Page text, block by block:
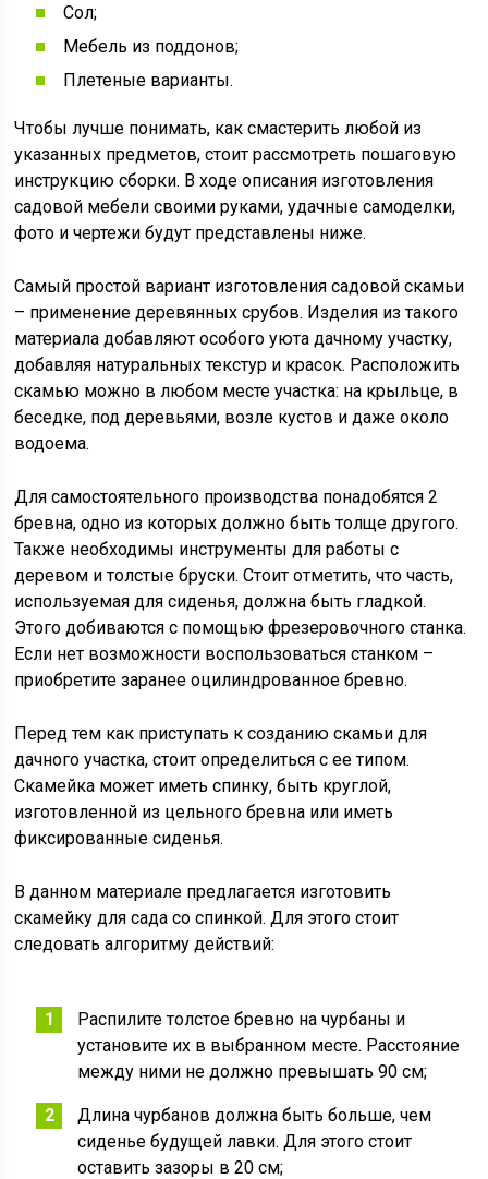
Сол;
Мебель из поддонов;
Плетеные варианты.
Чтобы лучше понимать, как смастерить любой из
указанных предметов, стоит рассмотреть пошаговую
инструкцию сборки. В ходе описания изготовления
садовой мебели своими руками, удачные самоделки,
фото и чертежи будут представлены ниже.
Самый простой вариант изготовления садовой скамьи
– применение деревянных срубов. Изделия из такого
материала добавляют особого уюта дачному участку,
добавляя натуральных текстур и красок. Расположить
скамью можно в любом месте участка: на крыльце, в
беседке, под деревьями, возле кустов и даже около
водоема.
Для самостоятельного производства понадобятся 2
бревна, одно из которых должно быть толще другого.
Также необходимы инструменты для работы с
деревом и толстые бруски. Стоит отметить, что часть,
используемая для сиденья, должна быть гладкой.
Этого добиваются с помощью фрезеровочного станка.
Если нет возможности воспользоваться станком –
приобретите заранее оцилиндрованное бревно.
Перед тем как приступать к созданию скамьи для
дачного участка, стоит определиться с ее типом.
Скамейка может иметь спинку, быть круглой,
изготовленной из цельного бревна или иметь
фиксированные сиденья.
В данном материале предлагается изготовить
скамейку для сада со спинкой. Для этого стоит
следовать алгоритму действий:
Распилите толстое бревно на чурбаны и
установите их в выбранном месте. Расстояние
между ними не должно превышать 90 см;
Длина чурбанов должна быть больше, чем
сиденье будущей лавки. Для этого стоит
оставить зазоры в 20 см;